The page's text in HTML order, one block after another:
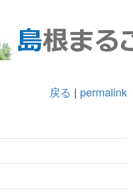
戻る | permalink